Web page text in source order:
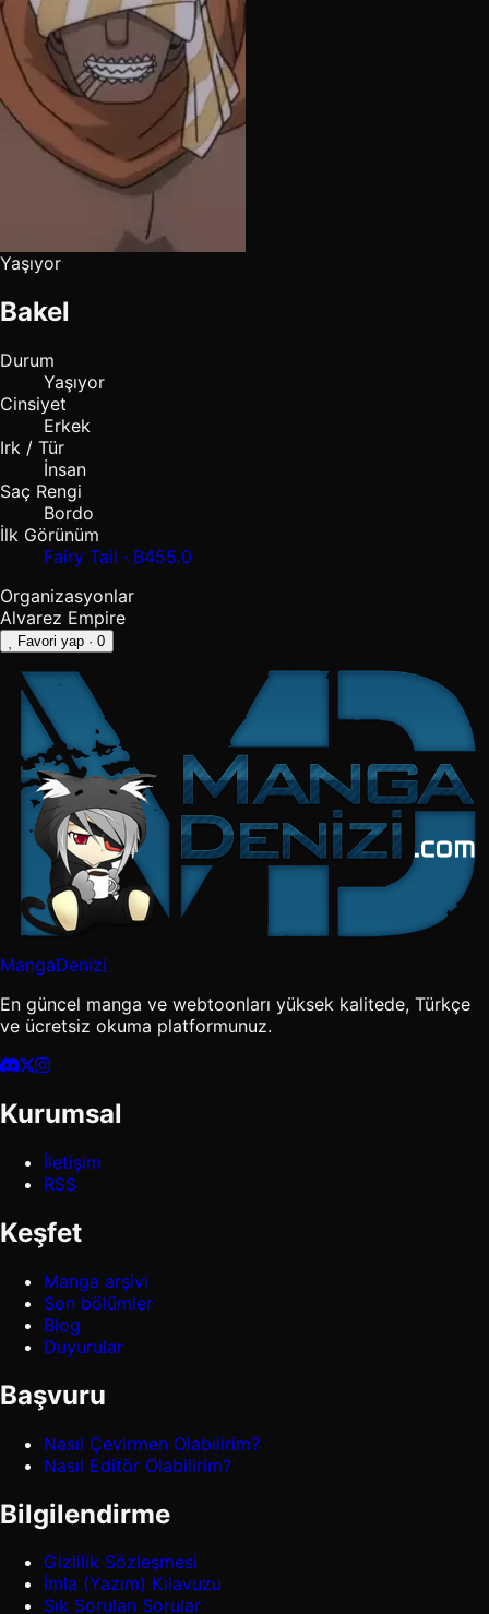
Yaşıyor
Bakel
Durum
Yaşıyor
Cinsiyet
Erkek
Irk / Tür
İnsan
Saç Rengi
Bordo
İlk Görünüm
Fairy Tail · B455.0
Organizasyonlar
Alvarez Empire
Favori yap · 0
MangaDenizi
En güncel manga ve webtoonları yüksek kalitede, Türkçe
ve ücretsiz okuma platformunuz.
Kurumsal
İletişim
RSS
Keşfet
Manga arşivi
Son bölümler
Blog
Duyurular
Başvuru
Nasıl Çevirmen Olabilirim?
Nasıl Editör Olabilirim?
Bilgilendirme
Gizlilik Sözleşmesi
İmla (Yazım) Kılavuzu
Sık Sorulan Sorular